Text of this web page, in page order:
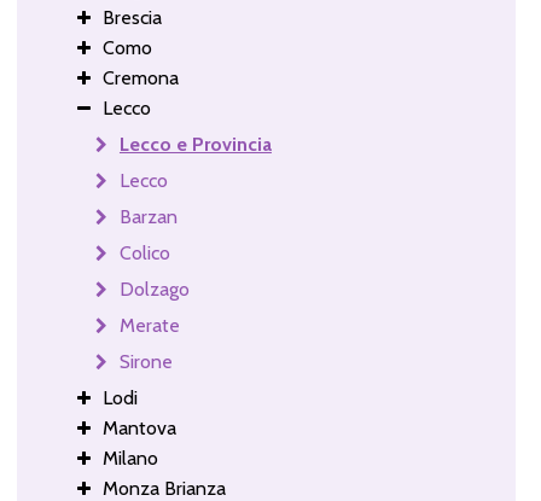
Brescia
Como
Cremona
Lecco
Lecco e Provincia
Lecco
Barzan
Colico
Dolzago
Merate
Sirone
Lodi
Mantova
Milano
Monza Brianza